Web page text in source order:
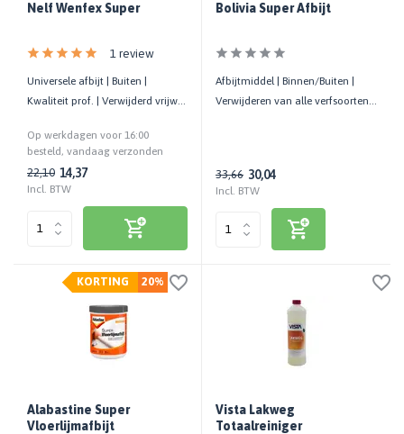
Nelf Wenfex Super
1 review
Universele afbijt | Buiten |
Kwaliteit prof. | Verwijderd vrijwel
Op werkdagen voor 16:00
besteld, vandaag verzonden
22,10 14,37
Incl. BTW
Bolivia Super Afbijt
Afbijtmiddel | Binnen/Buiten |
Verwijderen van alle verfsoorten |
33,66 30,04
Incl. BTW
20%
KORTING
Alabastine Super
Vloerlijmafbijt
Vista Lakweg
Totaalreiniger